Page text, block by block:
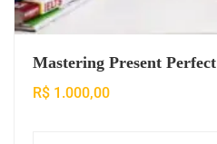
Mastering Present Perfect
R$ 1.000,00